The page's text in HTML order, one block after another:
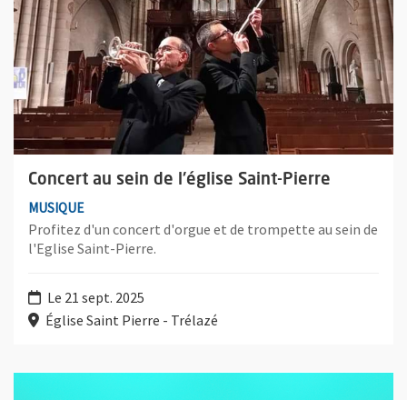
Concert au sein de l'église Saint-Pierre
MUSIQUE
Profitez d'un concert d'orgue et de trompette au sein de
l'Eglise Saint-Pierre.
Le 21 sept. 2025
Église Saint Pierre - Trélazé